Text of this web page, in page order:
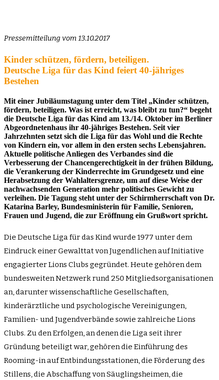
Pressemitteilung vom 13.10.2017
Kinder schützen, fördern, beteiligen.
Deutsche Liga für das Kind feiert 40-jähriges
Bestehen
Mit einer Jubiläumstagung unter dem Titel „Kinder schützen,
fördern, beteiligen. Was ist erreicht, was bleibt zu tun?“ begeht
die Deutsche Liga für das Kind am 13./14. Oktober im Berliner
Abgeordnetenhaus ihr 40-jähriges Bestehen. Seit vier
Jahrzehnten setzt sich die Liga für das Wohl und die Rechte
von Kindern ein, vor allem in den ersten sechs Lebensjahren.
Aktuelle politische Anliegen des Verbandes sind die
Verbesserung der Chancengerechtigkeit in der frühen Bildung,
die Verankerung der Kinderrechte im Grundgesetz und eine
Herabsetzung der Wahlaltersgrenze, um auf diese Weise der
nachwachsenden Generation mehr politisches Gewicht zu
verleihen. Die Tagung steht unter der Schirmherrschaft von Dr.
Katarina Barley, Bundesministerin für Familie, Senioren,
Frauen und Jugend, die zur Eröffnung ein Grußwort spricht.
Die Deutsche Liga für das Kind wurde 1977 unter dem
Eindruck einer Gewalttat von Jugendlichen auf Initiative
engagierter Lions Clubs gegründet. Heute gehören dem
bundesweiten Netzwerk rund 250 Mitgliedsorganisationen
an, darunter wissenschaftliche Gesellschaften,
kinderärztliche und psychologische Vereinigungen,
Familien- und Jugendverbände sowie zahlreiche Lions
Clubs. Zu den Erfolgen, an denen die Liga seit ihrer
Gründung beteiligt war, gehören die Einführung des
Rooming-in auf Entbindungsstationen, die Förderung des
Stillens, die Abschaffung von Säuglingsheimen, die